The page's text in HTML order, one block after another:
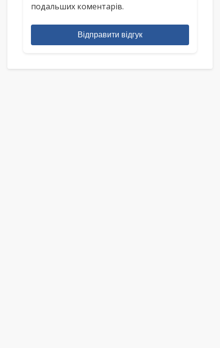
подальших коментарів.
Відправити відгук